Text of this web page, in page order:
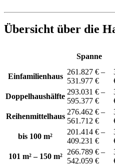
Übersicht über die
Spanne
Einfamilienhaus
261.827 € –
531.977 €
Doppelhaushälfte
293.031 € –
595.377 €
Reihenmittelhaus
276.462 € –
561.712 €
bis 100 m²
201.414 € –
409.231 €
101 m² – 150 m²
266.789 € –
542.059 €